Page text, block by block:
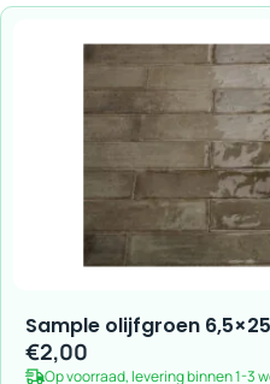
Sample olijfgroen
€2,00
Op voorraad, levering binnen 1-3